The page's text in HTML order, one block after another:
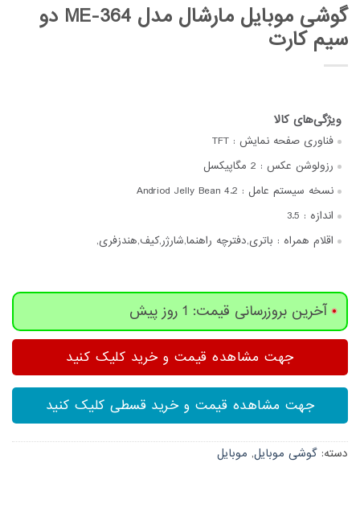
گوشی موبایل مارشال مدل ME-364 دو
سیم کارت
فناوری صفحه‌ نمایش : TFT
رزولوشن عکس : 2 مگاپیکسل
نسخه سیستم عامل : Andriod Jelly Bean 4.2
اندازه : 3.5
اقلام همراه : باتری,دفترچه‌ راهنما,شارژر,کیف,هندزفری,
آخرین بروزرسانی قیمت: 1 روز پیش
جهت مشاهده قیمت و خرید کلیک کنید
جهت مشاهده قیمت و خرید قسطی کلیک کنید
دسته: گوشی موبایل, موبایل